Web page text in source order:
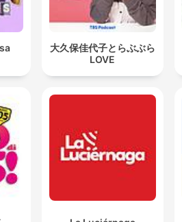
大久保佳代子とらぶぶら
LOVE